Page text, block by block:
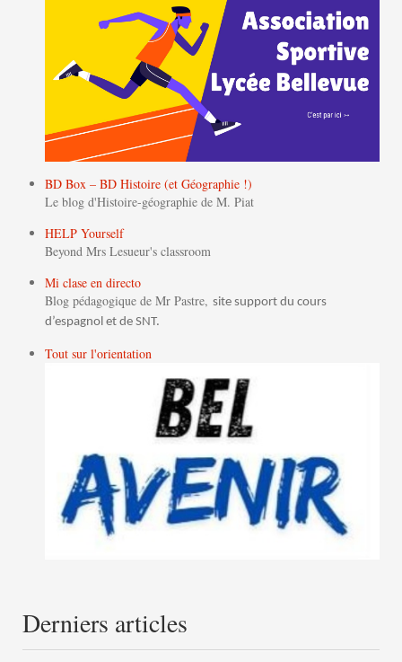
BD Box – BD Histoire (et Géographie !)
Le blog d'Histoire-géographie de M. Piat
HELP Yourself
Beyond Mrs Lesueur's classroom
Mi clase en directo
Blog pédagogique de Mr Pastre, site support du cours
d’espagnol et de SNT.
Tout sur l'orientation
Derniers articles